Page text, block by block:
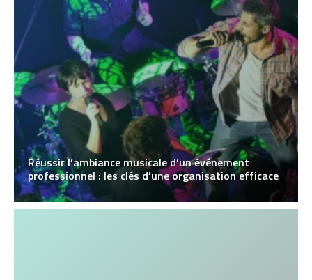
Réussir l’ambiance musicale d’un événement
professionnel : les clés d’une organisation efficace